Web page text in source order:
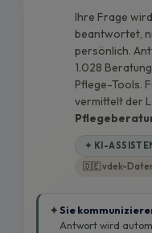
Ihre Frage
beantwortet,
persönlich.
1.028
Pflege-Tools.
vermittelt der
✦ KI-
🇩🇪 vdek-
✦Sie
Antwort wird